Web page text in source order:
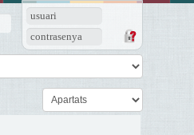
usuari
contrasenya